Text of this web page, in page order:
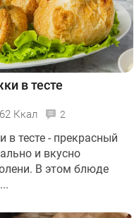
в тесте
Ккал 2
в тесте - прекрасный
и вкусно
В этом блюде